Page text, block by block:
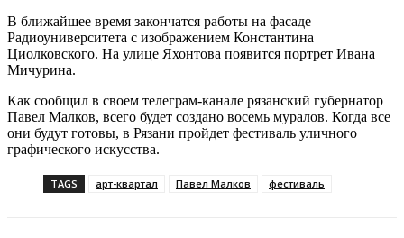
В ближайшее время закончатся работы на фасаде
Радиоуниверситета с изображением Константина
Циолковского. На улице Яхонтова появится портрет Ивана
Мичурина.
Как сообщил в своем телеграм-канале рязанский губернатор
Павел Малков, всего будет создано восемь муралов. Когда все
они будут готовы, в Рязани пройдет фестиваль уличного
графического искусства.
TAGS арт-квартал Павел Малков фестиваль